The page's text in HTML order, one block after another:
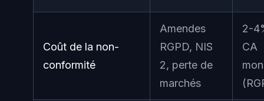
Coût de la non-
conformité
Amendes
RGPD, NIS
2, perte de
marchés
2-
CA